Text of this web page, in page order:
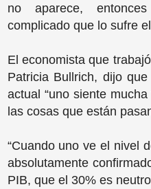
no aparece,
complicado que lo sufre
El economista que
Patricia Bullrich, dijo
actual “uno siente
las cosas que están
“Cuando uno ve el nivel
absolutamente
PIB, que el 30% es